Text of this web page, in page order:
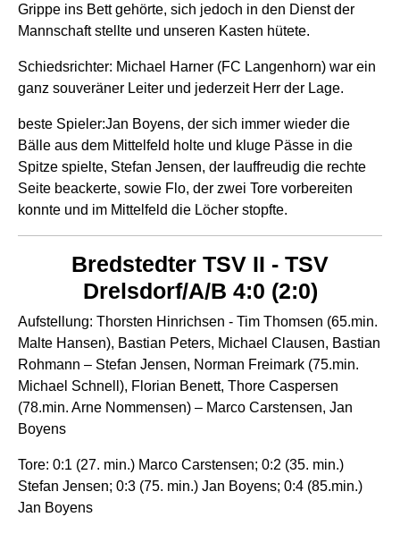
Grippe ins Bett gehörte, sich jedoch in den Dienst der
Mannschaft stellte und unseren Kasten hütete.
Schiedsrichter: Michael Harner (FC Langenhorn) war ein
ganz souveräner Leiter und jederzeit Herr der Lage.
beste Spieler:Jan Boyens, der sich immer wieder die
Bälle aus dem Mittelfeld holte und kluge Pässe in die
Spitze spielte, Stefan Jensen, der lauffreudig die rechte
Seite beackerte, sowie Flo, der zwei Tore vorbereiten
konnte und im Mittelfeld die Löcher stopfte.
Bredstedter TSV II - TSV
Drelsdorf/A/B 4:0 (2:0)
Aufstellung: Thorsten Hinrichsen - Tim Thomsen (65.min.
Malte Hansen), Bastian Peters, Michael Clausen, Bastian
Rohmann – Stefan Jensen, Norman Freimark (75.min.
Michael Schnell), Florian Benett, Thore Caspersen
(78.min. Arne Nommensen) – Marco Carstensen, Jan
Boyens
Tore: 0:1 (27. min.) Marco Carstensen; 0:2 (35. min.)
Stefan Jensen; 0:3 (75. min.) Jan Boyens; 0:4 (85.min.)
Jan Boyens